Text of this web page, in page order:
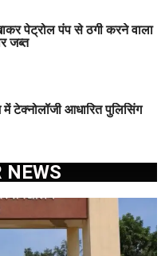
पेट्रोल पंप से ठगी करने वाला
जब्त
टेक्नोलॉजी आधारित पुलिसिंग
NEWS